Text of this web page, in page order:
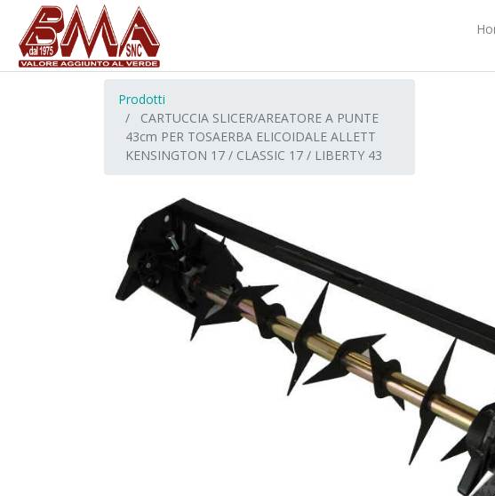
Prodotti
CARTUCCIA SLICER/AREATORE A PUNTE
43cm PER TOSAERBA ELICOIDALE ALLETT
KENSINGTON 17 / CLASSIC 17 / LIBERTY 43